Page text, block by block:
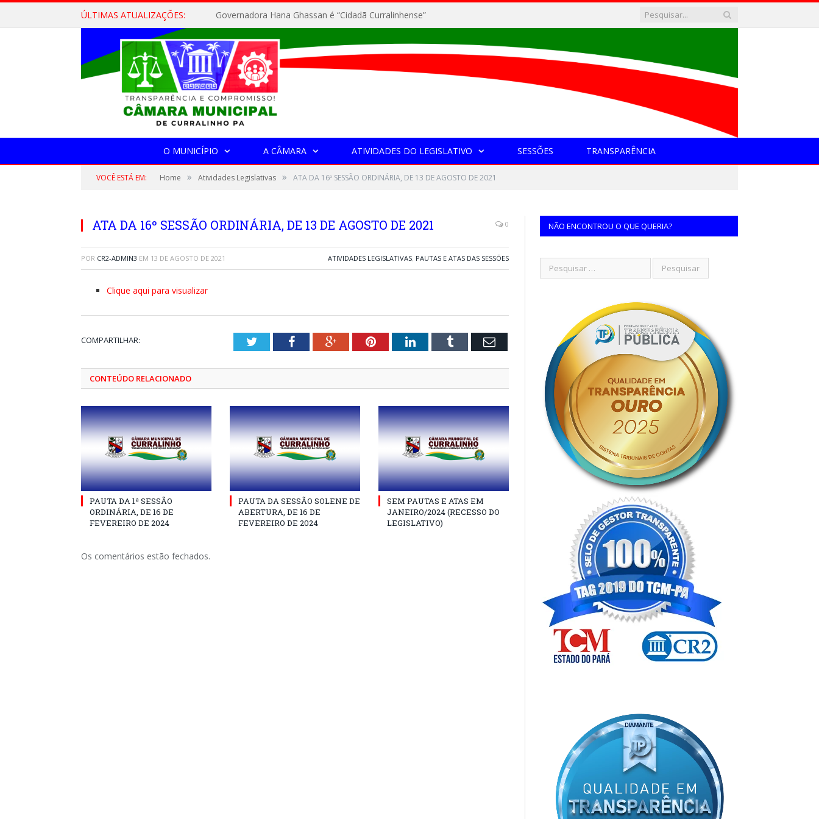
ÚLTIMAS ATUALIZAÇÕES: Governadora Hana Ghassan é “Cidadã Curralinhense”
O MUNICÍPIO A CÂMARA ATIVIDADES DO LEGISLATIVO SESSÕES TRANSPARÊNCIA
VOCÊ ESTÁ EM: Home » Atividades Legislativas » ATA DA 16º SESSÃO ORDINÁRIA, DE 13 DE AGOSTO DE 2021
ATA DA 16º SESSÃO ORDINÁRIA, DE 13 DE AGOSTO DE 2021 0
POR CR2-ADMIN3 EM 13 DE AGOSTO DE 2021 ATIVIDADES LEGISLATIVAS, PAUTAS E ATAS DAS SESSÕES
Clique aqui para visualizar
COMPARTILHAR: TwitterFacebookGoogle+PinterestLinkedInTumblr Email
CONTEÚDO RELACIONADO
PAUTA DA 1ª SESSÃO
ORDINÁRIA, DE 16 DE
FEVEREIRO DE 2024
PAUTA DA SESSÃO SOLENE DE
ABERTURA, DE 16 DE
FEVEREIRO DE 2024
SEM PAUTAS E ATAS EM
JANEIRO/2024 (RECESSO DO
LEGISLATIVO)
Os comentários estão fechados.
NÃO ENCONTROU O QUE QUERIA?